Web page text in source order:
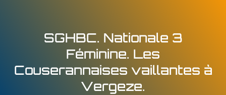
SGHBC. Nationale 3
Féminine. Les
Couserannaises vaillantes à
Vergeze.